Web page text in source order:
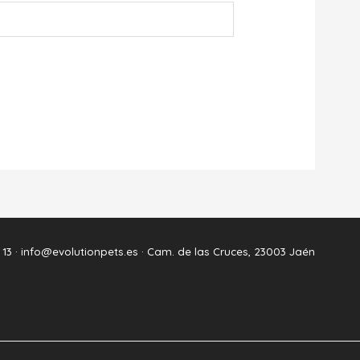
· info@evolutionpets.es · Cam. de las Cruces, 23003 Jaén